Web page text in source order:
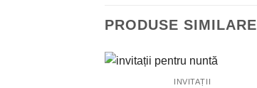
PRODUSE SIMILARE
INVITAȚII